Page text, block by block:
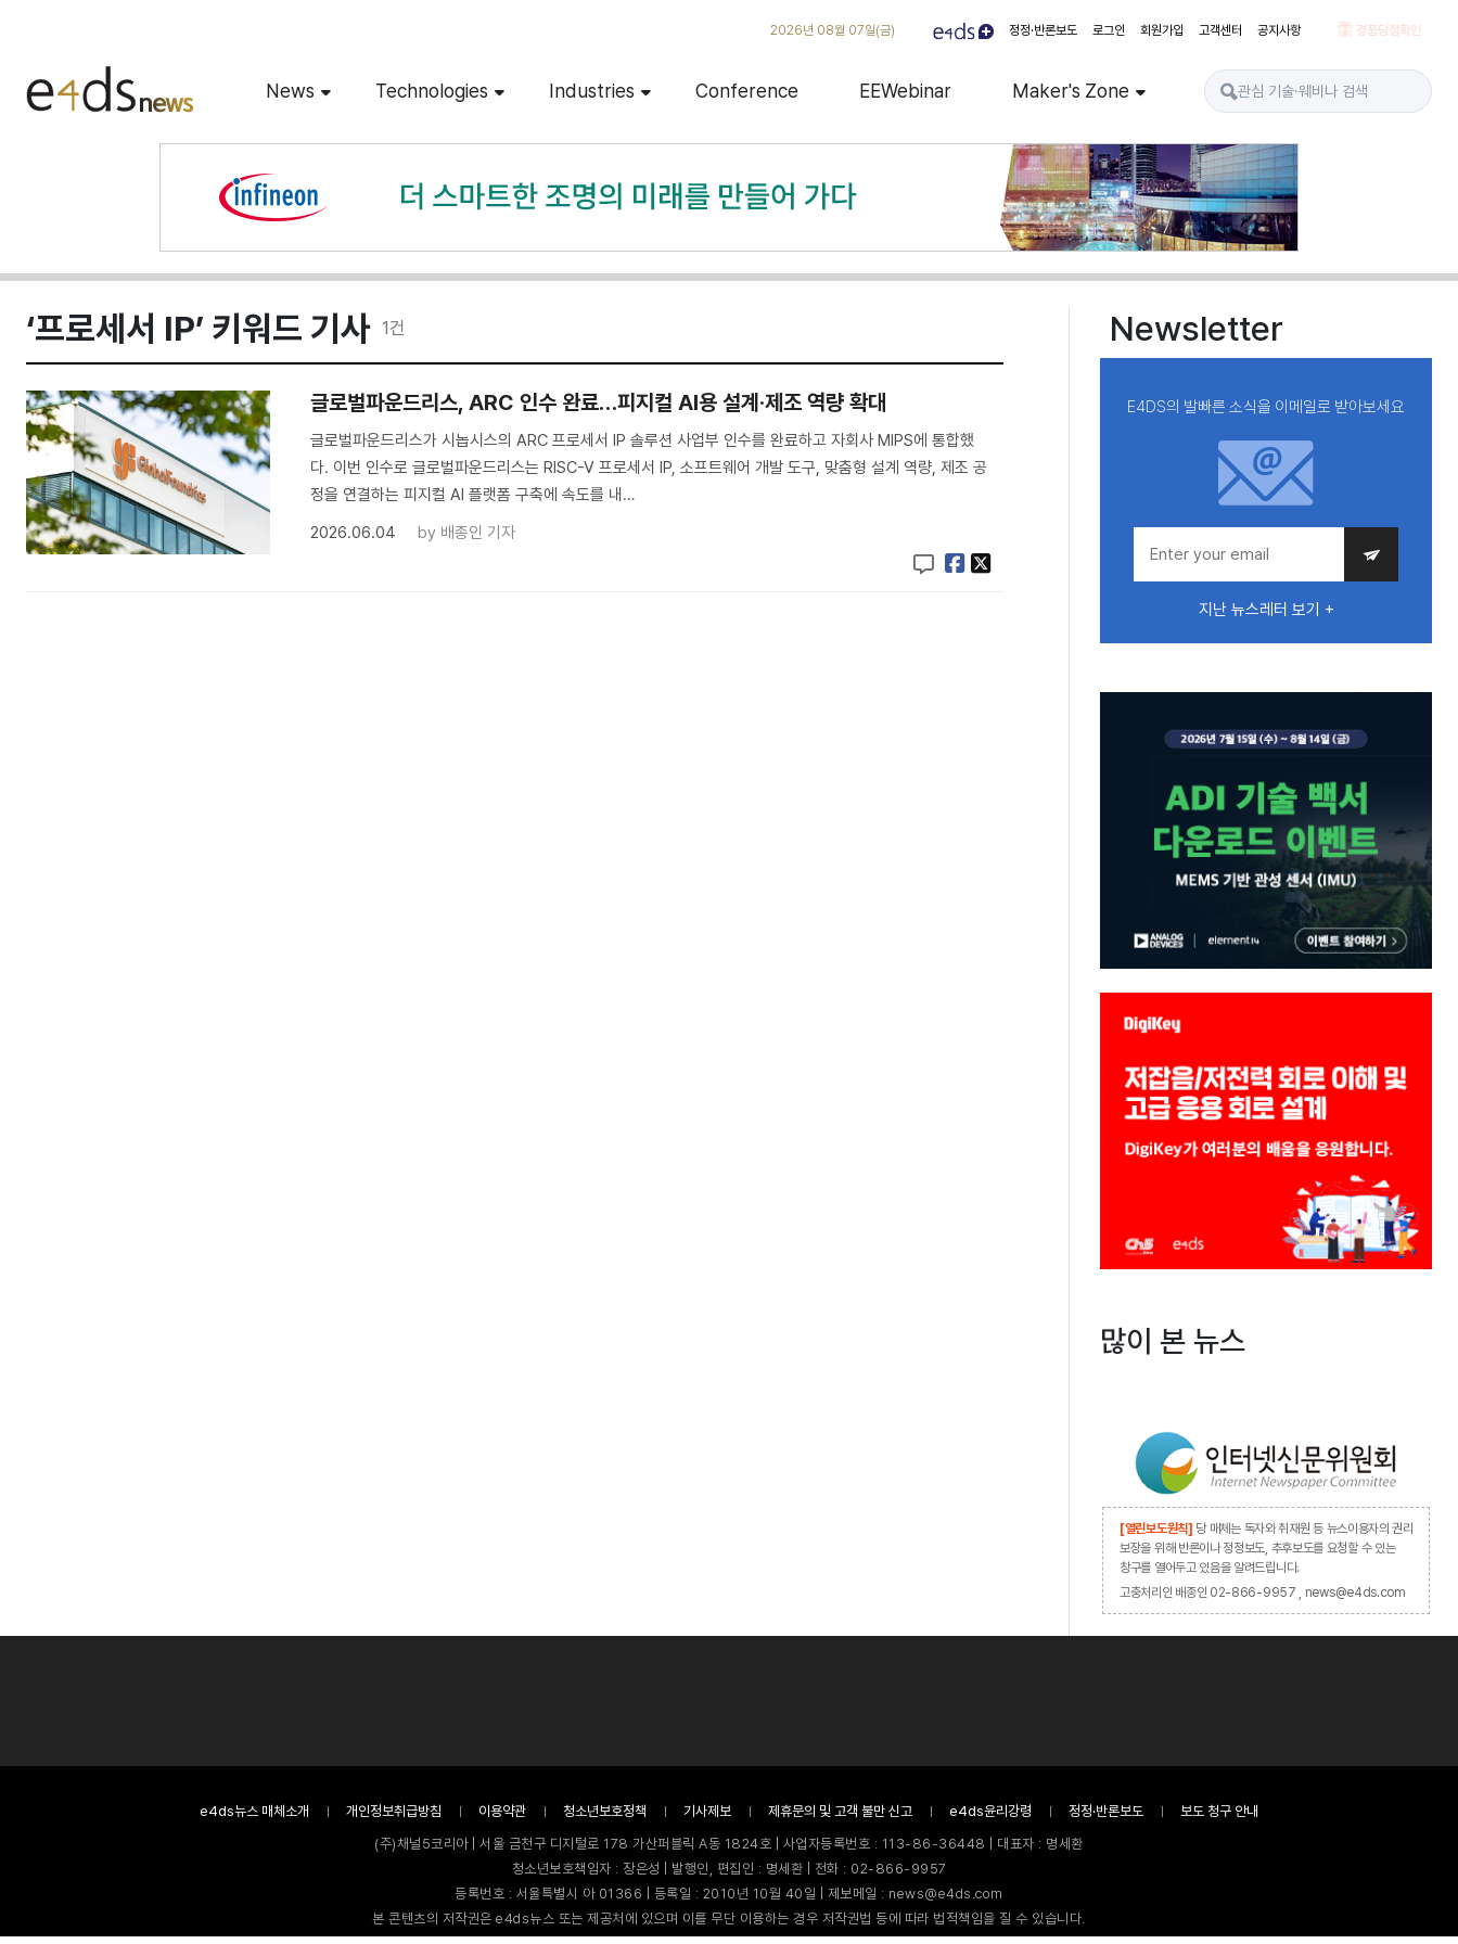
2026년 08월 07일(금) 정정·반론보도 로그인 회원가입 고객센터 공지사항 경품당첨확인
News Technologies Industries Conference EEWebinar Maker's Zone
‘프로세서 IP’ 키워드 기사 1건
글로벌파운드리스, ARC 인수 완료…피지컬 AI용 설계·제조 역량 확대
글로벌파운드리스가 시놉시스의 ARC 프로세서 IP 솔루션 사업부 인수를 완료하고 자회사 MIPS에 통합했
다. 이번 인수로 글로벌파운드리스는 RISC-V 프로세서 IP, 소프트웨어 개발 도구, 맞춤형 설계 역량, 제조 공
정을 연결하는 피지컬 AI 플랫폼 구축에 속도를 내…
2026.06.04
by 배종인 기자
Newsletter
E4DS의 발빠른 소식을 이메일로 받아보세요
지난 뉴스레터 보기 +
많이 본 뉴스
[열린보도원칙] 당 매체는 독자와 취재원 등 뉴스이용자의 권리
보장을 위해 반론이나 정정보도, 추후보도를 요청할 수 있는
창구를 열어두고 있음을 알려드립니다.
고충처리인 배종인 02-866-9957 , news@e4ds.com
e4ds뉴스 매체소개 개인정보취급방침 이용약관 청소년보호정책 기사제보 제휴문의 및 고객 불만 신고 e4ds윤리강령 정정·반론보도
보도 청구 안내
(주)채널5코리아 | 서울 금천구 디지털로 178 가산퍼블릭 A동 1824호 | 사업자등록번호 : 113-86-36448 | 대표자 : 명세환
청소년보호책임자 : 장은성 | 발행인, 편집인 : 명세환 | 전화 : 02-866-9957
등록번호 : 서울특별시 아 01366 | 등록일 : 2010년 10월 40일 | 제보메일 : news@e4ds.com
본 콘텐츠의 저작권은 e4ds뉴스 또는 제공처에 있으며 이를 무단 이용하는 경우 저작권법 등에 따라 법적책임을 질 수 있습니다.